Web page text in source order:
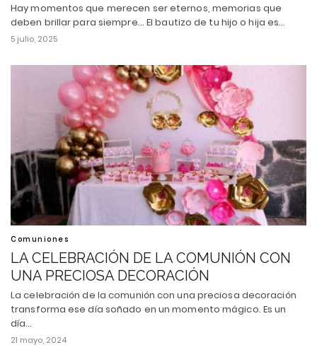
Hay momentos que merecen ser eternos, memorias que
deben brillar para siempre... El bautizo de tu hijo o hija es…
5 julio, 2025
Comuniones
LA CELEBRACIÓN DE LA COMUNIÓN CON
UNA PRECIOSA DECORACIÓN
La celebración de la comunión con una preciosa decoración
transforma ese día soñado en un momento mágico. Es un
día…
21 mayo, 2024